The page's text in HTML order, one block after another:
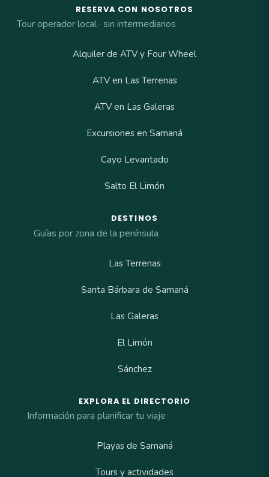
RESERVA CON NOSOTROS
Tour operador local · sin intermediarios
Alquiler de ATV y Four Wheel
ATV en Las Terrenas
ATV en Las Galeras
Excursiones en Samaná
Cayo Levantado
Salto El Limón
DESTINOS
Guías por zona de la península
Las Terrenas
Santa Bárbara de Samaná
Las Galeras
El Limón
Sánchez
EXPLORA EL DIRECTORIO
Información para planificar tu viaje
Playas de Samaná
Tours y actividades